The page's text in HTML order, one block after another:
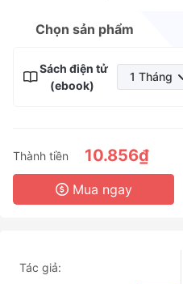
Chọn sản phẩm
Sách điện tử
(ebook)
1 Tháng
6 Tháng
3 Năm
Thành tiền 10.856₫
Mua ngay
Tác giả: